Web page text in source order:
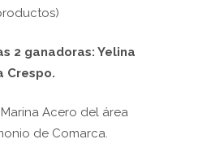
2 ganadoras: Yelina
Crespo.
Acero del área
de Comarca.